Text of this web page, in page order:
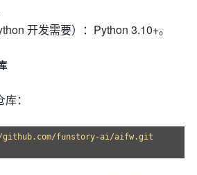
开发需要）：Python 3.10+。
：
funstory-ai/aifw.git